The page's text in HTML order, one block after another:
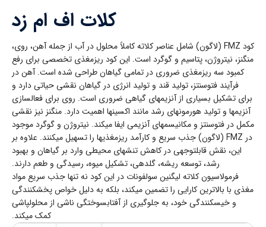
کلات اف ام زد
کود FMZ (لاگون) شامل عناصر کلاته کاملاً محلول در آب از جمله آهن، روی،
منگنز، نیتروژن، پتاسیم و گوگرد است. این کود ریزمغذی تخصصی برای رفع
کمبود سه ریزمغذی ضروری در تمامی گیاهان طراحی شده است. آهن در
فرآیند فتوسنتز، تولید قند و تولید انرژی در گیاهان نقشی حیاتی دارد و
برای تشکیل بسیاری از آنزیمهای گیاهی ضروری است. روی برای فعالسازی
آنزیمها و تولید هورمونهای رشد مانند اکسینها اهمیت دارد. منگنز نیز نقشی
مکمل در فتوسنتز و مکانیسمهای آنزیمی ایفا میکند. نیتروژن و گوگرد موجود
در FMZ (لاگون) جذب سریع و کارآمد ریزمغذیها را تسهیل میکنند. علاوه بر
این، نقش قابلتوجهی در کاهش تنشهای محیطی وارد بر گیاهان و بهبود
رشد، توسعه ریشه، گلدهی، تشکیل میوه، رسیدگی و طعم دارند.
فرمولاسیون کلاته لیگنین سولفونات در این کود نه تنها جذب سریع مواد
مغذی با بالاترین کارایی را تضمین میکند، بلکه به دلیل خواص پخشکنندگی
و خیسکنندگی خود، به جلوگیری از آفتابسوختگی ناشی از محلولپاشی
کمک میکند.